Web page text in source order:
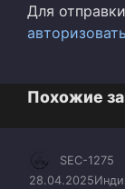
Для
Похожие
SEC-1275
28.04.2025